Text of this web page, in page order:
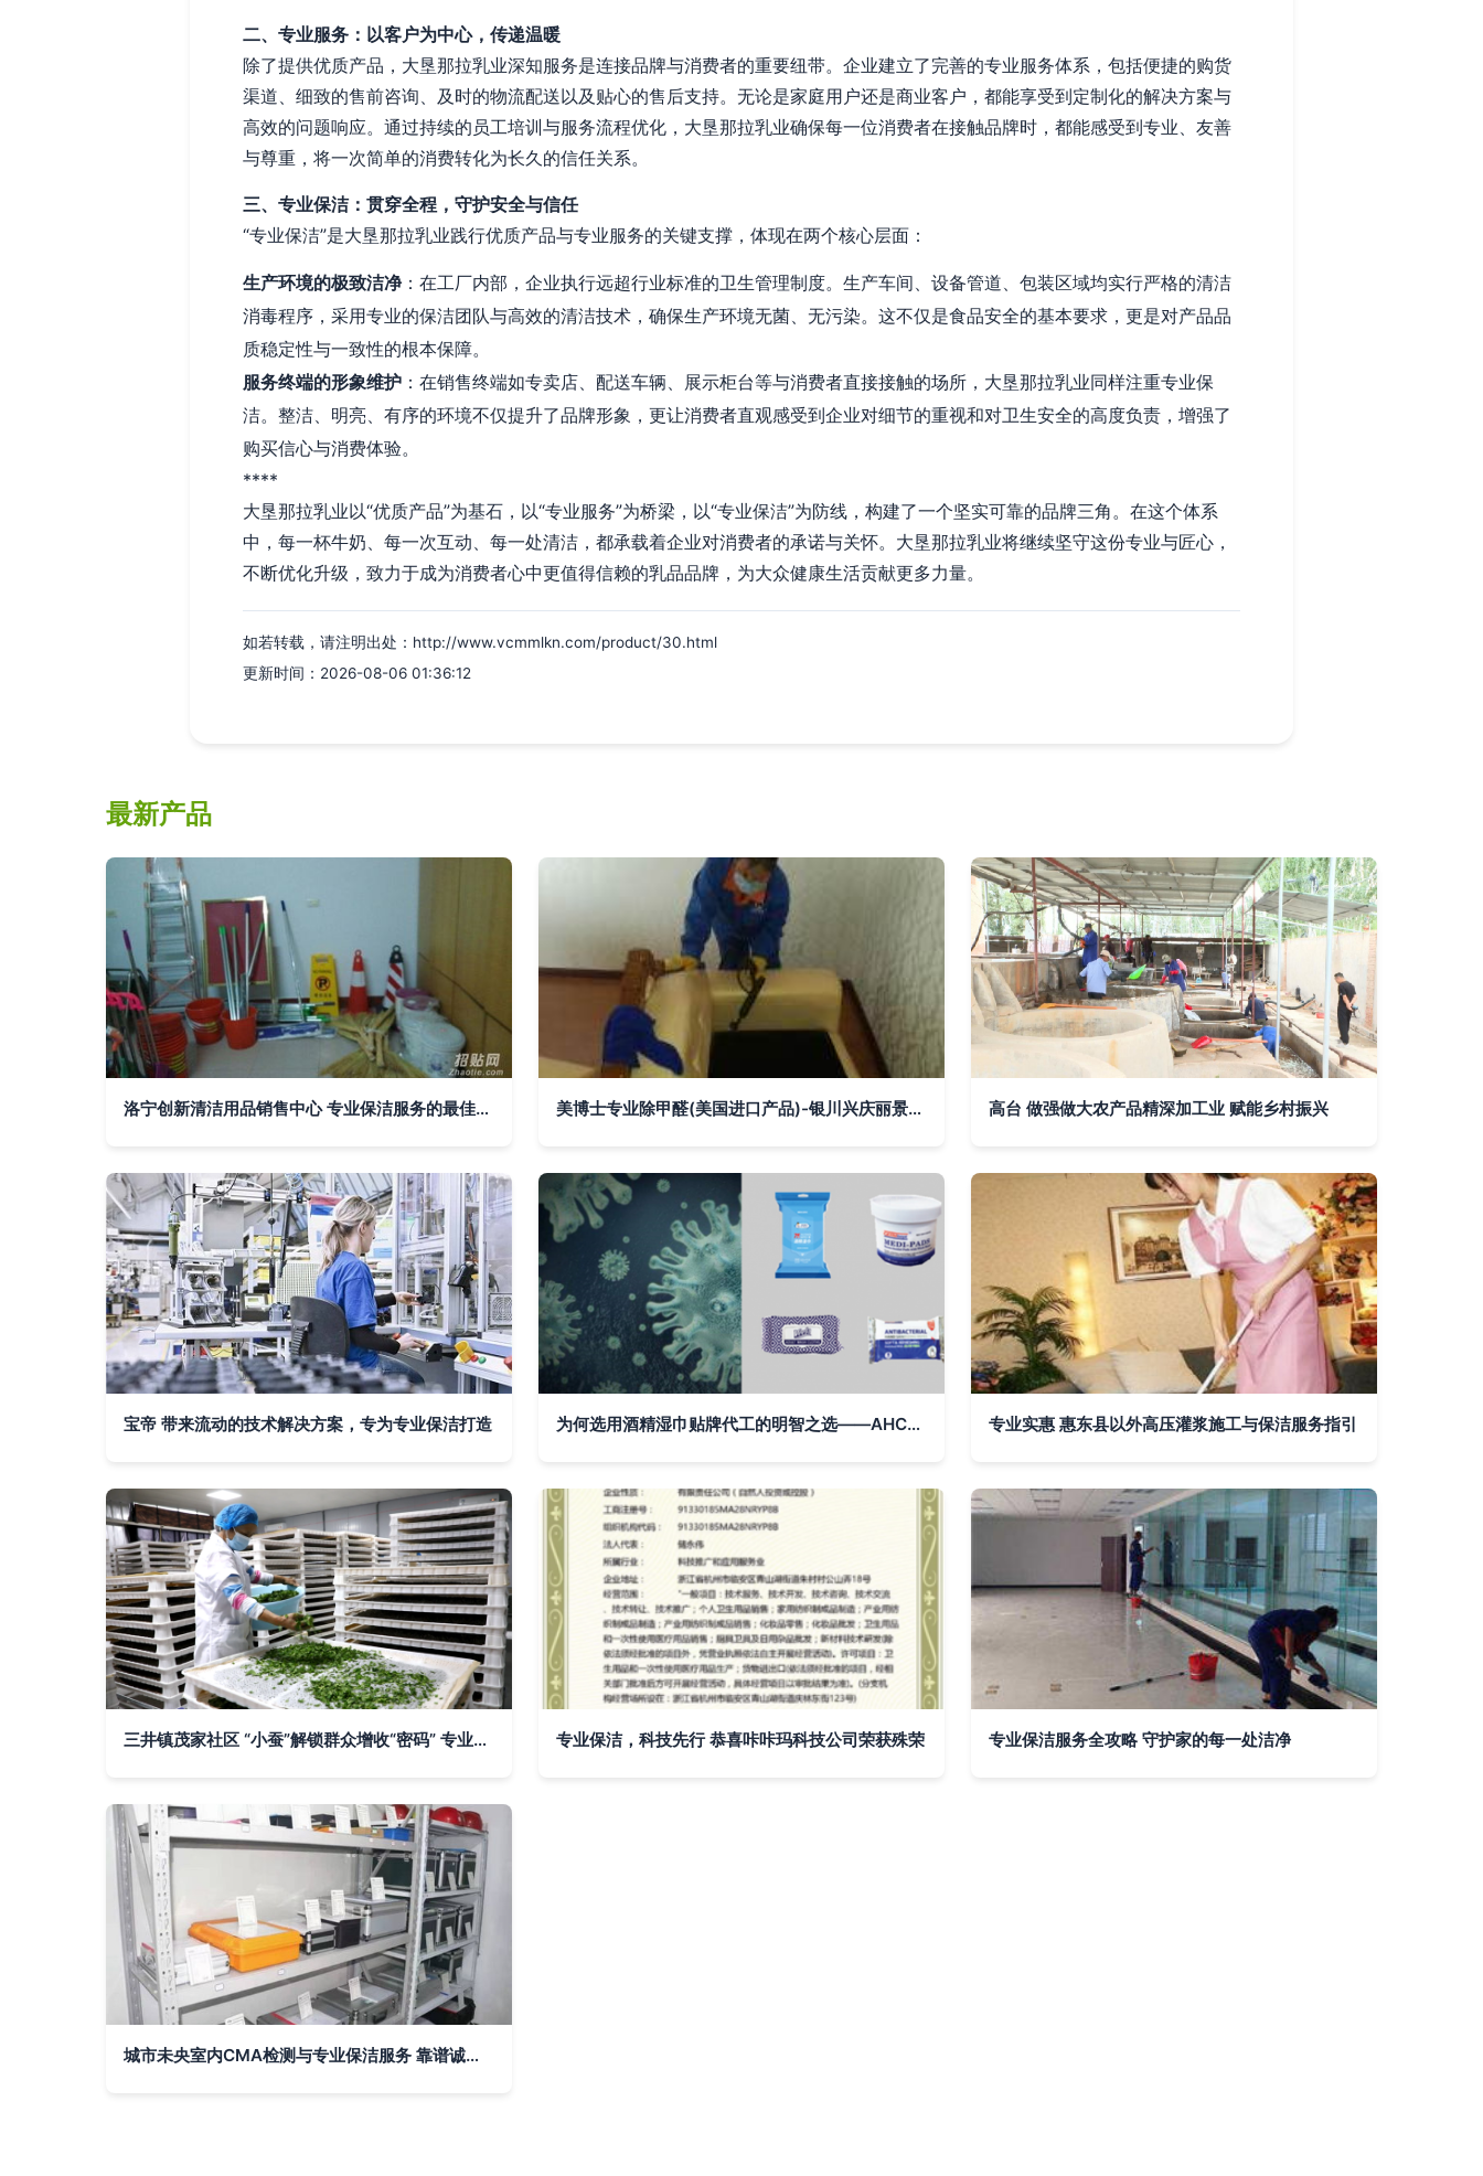
二、专业服务：以客户为中心，传递温暖
除了提供优质产品，大垦那拉乳业深知服务是连接品牌与消费者的重要纽带。企业建立了完善的专业服务体系，包括便捷的购货
渠道、细致的售前咨询、及时的物流配送以及贴心的售后支持。无论是家庭用户还是商业客户，都能享受到定制化的解决方案与
高效的问题响应。通过持续的员工培训与服务流程优化，大垦那拉乳业确保每一位消费者在接触品牌时，都能感受到专业、友善
与尊重，将一次简单的消费转化为长久的信任关系。
三、专业保洁：贯穿全程，守护安全与信任
“专业保洁”是大垦那拉乳业践行优质产品与专业服务的关键支撑，体现在两个核心层面：
生产环境的极致洁净：在工厂内部，企业执行远超行业标准的卫生管理制度。生产车间、设备管道、包装区域均实行严格的清洁
消毒程序，采用专业的保洁团队与高效的清洁技术，确保生产环境无菌、无污染。这不仅是食品安全的基本要求，更是对产品品
质稳定性与一致性的根本保障。
服务终端的形象维护 ：在销售终端如专卖店、配送车辆、展示柜台等与消费者直接接触的场所，大垦那拉乳业同样注重专业保
洁。整洁、明亮、有序的环境不仅提升了品牌形象，更让消费者直观感受到企业对细节的重视和对卫生安全的高度负责，增强了
购买信心与消费体验。
****
大垦那拉乳业以“优质产品”为基石，以“专业服务”为桥梁，以“专业保洁”为防线，构建了一个坚实可靠的品牌三角。在这个体系
中，每一杯牛奶、每一次互动、每一处清洁，都承载着企业对消费者的承诺与关怀。大垦那拉乳业将继续坚守这份专业与匠心，
不断优化升级，致力于成为消费者心中更值得信赖的乳品品牌，为大众健康生活贡献更多力量。
如若转载，请注明出处：http://www.vcmmlkn.com/product/30.html
更新时间：2026-08-06 01:36:12
最新产品
洛宁创新清洁用品销售中心 专业保洁服务的最佳伙伴 美博士专业除甲醛(美国进口产品)-银川兴庆丽景街保洁清洗 高台 做强做大农产品精深加工业 赋能乡村振兴
宝帝 带来流动的技术解决方案，专为专业保洁打造 为何选用酒精湿巾贴牌代工的明智之选——AHC美馨十强专业OEM厂商 专业实惠 惠东县以外高压灌浆施工与保洁服务指引
三井镇茂家社区 “小蚕”解锁群众增收“密码” 专业保洁助力乡村振兴 专业保洁，科技先行 恭喜咔咔玛科技公司荣获殊荣 专业保洁服务全攻略 守护家的每一处洁净
城市未央室内CMA检测与专业保洁服务 靠谱诚信与专业品质的双保障